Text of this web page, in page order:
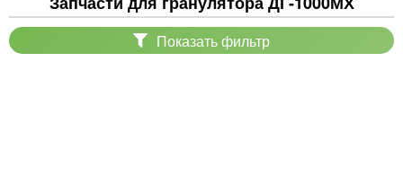
Показать фильтр